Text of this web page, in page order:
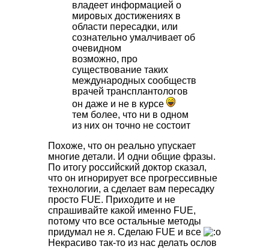
владеет информацией о
мировых достижениях в
области пересадки, или
сознательно умалчивает об
очевидном
возможно, про
существование таких
международных сообществ
врачей трансплантологов
он даже и не в курсе
тем более, что ни в одном
из них он точно не состоит
Похоже, что он реально упускает
многие детали. И одни общие фразы.
По итогу российский доктор сказал,
что он игнорирует все прогрессивные
технологии, а сделает вам пересадку
просто FUE. Приходите и не
спрашивайте какой именно FUE,
потому что все остальные методы
придумал не я. Сделаю FUE и все
Некрасиво так-то из нас делать ослов